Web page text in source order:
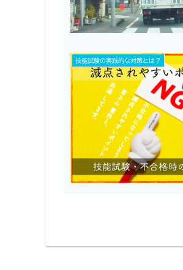
技能試験の実践的な対策とは？